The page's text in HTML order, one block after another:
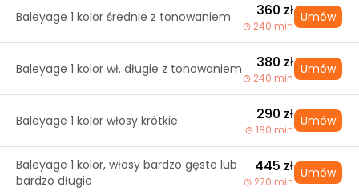
Baleyage 1 kolor średnie z tonowaniem 360 zł
240 min
Umów
Baleyage 1 kolor wł. długie z tonowaniem 380 zł
240 min
Umów
Baleyage 1 kolor włosy krótkie 290 zł
180 min
Umów
Baleyage 1 kolor, włosy bardzo gęste lub
bardzo długie
445 zł
270 min
Umów